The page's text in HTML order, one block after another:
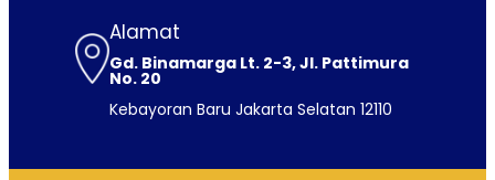
Alamat
Gd. Binamarga Lt. 2-3, Jl. Pattimura
No. 20
Kebayoran Baru Jakarta Selatan 12110